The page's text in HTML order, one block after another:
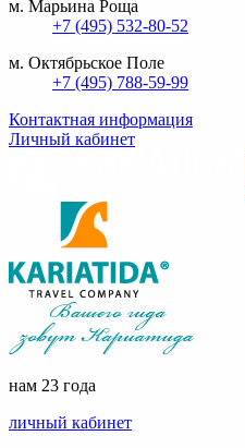
м. Марьина Роща
+7 (495) 532-80-52
м. Октябрьское Поле
+7 (495) 788-59-99
Контактная информация
Личный кабинет
нам 23 года
личный кабинет